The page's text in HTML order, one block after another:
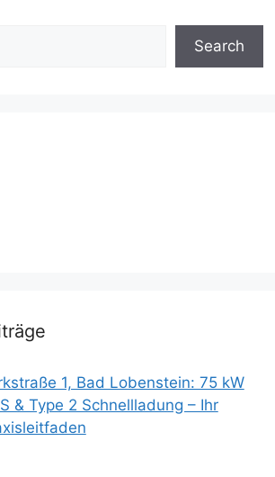
Search
1, Bad Lobenstein: 75 kW
& Type 2 Schnellladung – Ihr